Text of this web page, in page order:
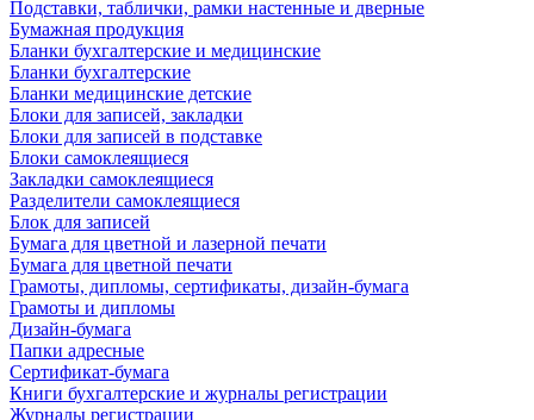
Подставки, таблички, рамки настенные и дверные
Бумажная продукция
Бланки бухгалтерские и медицинские
Бланки бухгалтерские
Бланки медицинские детские
Блоки для записей, закладки
Блоки для записей в подставке
Блоки самоклеящиеся
Закладки самоклеящиеся
Разделители самоклеящиеся
Блок для записей
Бумага для цветной и лазерной печати
Бумага для цветной печати
Грамоты, дипломы, сертификаты, дизайн-бумага
Грамоты и дипломы
Дизайн-бумага
Папки адресные
Сертификат-бумага
Книги бухгалтерские и журналы регистрации
Журналы регистрации